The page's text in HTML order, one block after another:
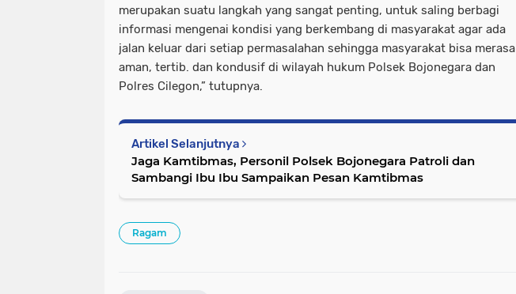
merupakan suatu langkah yang sangat penting, untuk saling berbagi
informasi mengenai kondisi yang berkembang di masyarakat agar ada
jalan keluar dari setiap permasalahan sehingga masyarakat bisa merasa
aman, tertib. dan kondusif di wilayah hukum Polsek Bojonegara dan
Polres Cilegon,” tutupnya.
Artikel Selanjutnya
Jaga Kamtibmas, Personil Polsek Bojonegara Patroli dan
Sambangi Ibu Ibu Sampaikan Pesan Kamtibmas
Ragam